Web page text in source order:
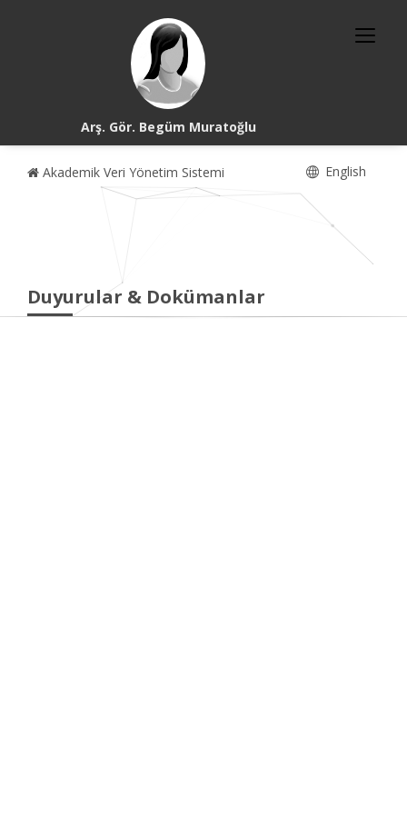
Arş. Gör. Begüm Muratoğlu
Akademik Veri Yönetim Sistemi English
Duyurular & Dokümanlar